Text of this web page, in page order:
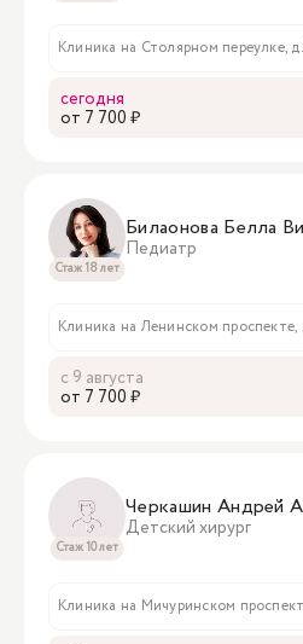
Клиника на Столярном переулке,
сегодня
oт 7 700 ₽
Стаж 18 лет
Билаонова Белла
Педиатр
Клиника на Ленинском проспекте,
с 9 августа
oт 7 700 ₽
Стаж 10 лет
Черкашин Андрей
Детский хирург
Клиника на Мичуринском